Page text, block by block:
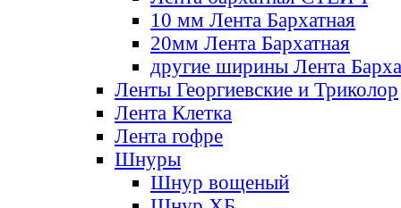
10 мм Лента Бархатная
20мм Лента Бархатная
другие ширины Лента
Ленты Георгиевские и Триколор
Лента Клетка
Лента гофре
Шнуры
Шнур вощеный